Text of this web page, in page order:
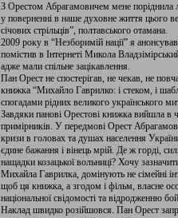
З Орестом Абрагамовичем мене поріднила
у поверненні в наше духовне життя цього
січових стрільців”, полтавського отамана.
2009 року в “Незборимій нації” я
помістив в Інтернеті Микола
адже мали спільне зацікавлення.
Пан Орест не спостерігав, не чекав, не
книжка “Михайло Гаврилко: і стеком, і
спогадами рідних великого українського
Завдяки панові Орестові книжка вийшла в
примірників. У передмові Орест
кризи в головах та душах населення
єдине бажання і вінець мрій. Де ж горді,
нащадки козацької вольниці? Хочу
Михайла Гаврилка, домінують не сімейні
щоб ця книжка, а згодом і фільм, власне
національної свідомості та відродженню
Наклад швидко розійшовся. Пан Орест